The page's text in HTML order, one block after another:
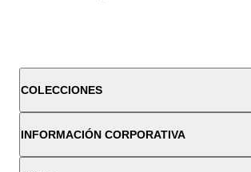
COLECCIONES
INFORMACIÓN CORPORATIVA